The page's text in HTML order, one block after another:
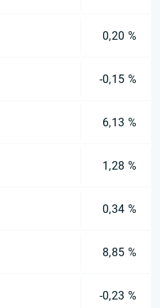
0,20 %
-0,15 %
6,13 %
1,28 %
0,34 %
8,85 %
-0,23 %